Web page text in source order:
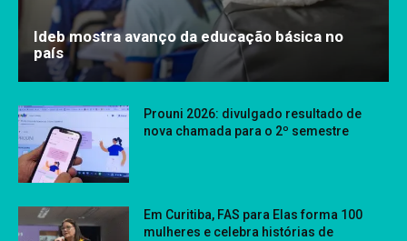
Ideb mostra avanço da educação básica no
país
Prouni 2026: divulgado resultado de
nova chamada para o 2º semestre
Em Curitiba, FAS para Elas forma 100
mulheres e celebra histórias de